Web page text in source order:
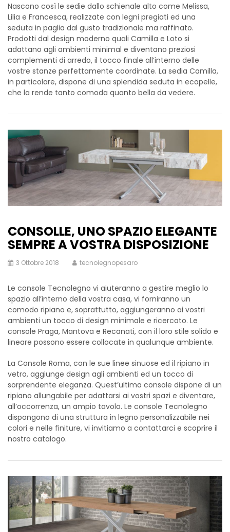
Nascono così le sedie dallo schienale alto come Melissa,
Lilia e Francesca, realizzate con legni pregiati ed una
seduta in paglia dal gusto tradizionale ma raffinato.
Prodotti dal design moderno quali Camilla e Loto si
adattano agli ambienti minimal e diventano preziosi
complementi di arredo, il tocco finale all’interno delle
vostre stanze perfettamente coordinate. La sedia Camilla,
in particolare, dispone di una splendida seduta in ecopelle,
che la rende tanto comoda quanto bella da vedere.
CONSOLLE, UNO SPAZIO ELEGANTE
SEMPRE A VOSTRA DISPOSIZIONE
3 Ottobre 2018 tecnolegnopesaro
Le console Tecnolegno vi aiuteranno a gestire meglio lo
spazio all’interno della vostra casa, vi forniranno un
comodo ripiano e, soprattutto, aggiungeranno ai vostri
ambienti un tocco di design minimale e ricercato. Le
console Praga, Mantova e Recanati, con il loro stile solido e
lineare possono essere collocate in qualunque ambiente.
La Console Roma, con le sue linee sinuose ed il ripiano in
vetro, aggiunge design agli ambienti ed un tocco di
sorprendente eleganza. Quest’ultima console dispone di un
ripiano allungabile per adattarsi ai vostri spazi e diventare,
all’occorrenza, un ampio tavolo. Le console Tecnolegno
dispongono di una struttura in legno personalizzabile nei
colori e nelle finiture, vi invitiamo a contattarci e scoprire il
nostro catalogo.